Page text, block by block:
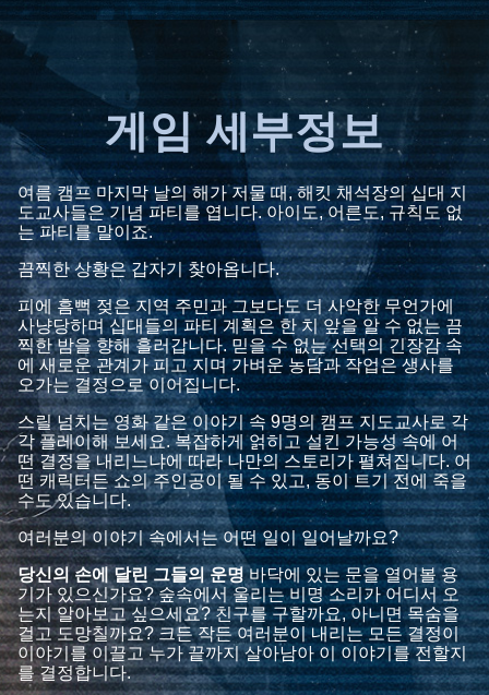
게임 세부정보
여름 캠프 마지막 날의 해가 저물 때, 해킷 채석장의 십대 지
도교사들은 기념 파티를 엽니다. 아이도, 어른도, 규칙도 없
는 파티를 말이죠.
끔찍한 상황은 갑자기 찾아옵니다.
피에 흠뻑 젖은 지역 주민과 그보다도 더 사악한 무언가에
사냥당하며 십대들의 파티 계획은 한 치 앞을 알 수 없는 끔
찍한 밤을 향해 흘러갑니다. 믿을 수 없는 선택의 긴장감 속
에 새로운 관계가 피고 지며 가벼운 농담과 작업은 생사를
오가는 결정으로 이어집니다.
스릴 넘치는 영화 같은 이야기 속 9명의 캠프 지도교사로 각
각 플레이해 보세요. 복잡하게 얽히고 설킨 가능성 속에 어
떤 결정을 내리느냐에 따라 나만의 스토리가 펼쳐집니다. 어
떤 캐릭터든 쇼의 주인공이 될 수 있고, 동이 트기 전에 죽을
수도 있습니다.
여러분의 이야기 속에서는 어떤 일이 일어날까요?
당신의 손에 달린 그들의 운명바닥에 있는 문을 열어볼 용
기가 있으신가요? 숲속에서 울리는 비명 소리가 어디서 오
는지 알아보고 싶으세요? 친구를 구할까요, 아니면 목숨을
걸고 도망칠까요? 크든 작든 여러분이 내리는 모든 결정이
이야기를 이끌고 누가 끝까지 살아남아 이 이야기를 전할지
를 결정합니다.